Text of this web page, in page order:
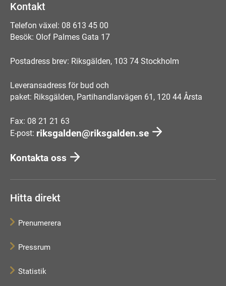
Kontakt
Telefon växel: 08 613 45 00
Besök: Olof Palmes Gata 17
Postadress brev: Riksgälden, 103 74 Stockholm
Leveransadress för bud och
paket: Riksgälden, Partihandlarvägen 61, 120 44 Årsta
Fax: 08 21 21 63
E-post: riksgalden@riksgalden.se
Kontakta oss
Hitta direkt
Prenumerera
Pressrum
Statistik